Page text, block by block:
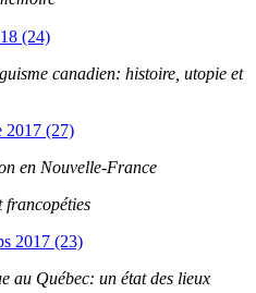
(24)
canadien: histoire, utopie et
2017 (27)
en Nouvelle-France
francopéties
2017 (23)
au Québec: un état des lieux